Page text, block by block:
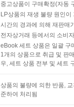
중고상품이 구매확정(자동
LP상품의 재생 불량 원인
시간의 경과에 의해 재판매
전자상거래 등에서의 소비
eBook 세트 상품은 일괄 구
1개의 상품으로 취급 및 판
우, 세트 상품 전부 및 세트
상품의 불량에 의한 반품,
준하여 처리됨